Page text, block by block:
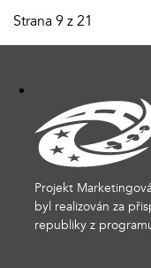
Strana 9 z 21
Projekt
byl realizován za
republiky z